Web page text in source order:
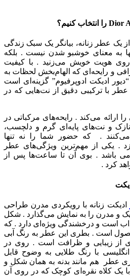
Dior را انتخاب کنیم؟
یک عطر زنانه، بیانگر یک سبک زندگی
به معنای خوشبو شدن نیست . بلکه
هویت خویش می‌زنید . با کیفیت
و رایحه‌ای که الهام‌بخش لحظات به
ادیکت ادوپرفیوم” گزینه‌ای است
عطر با ترکیبی دقیق از نت‌هایی که در
ارائه می‌کند . رایحه‌های مرکباتی در
و نت‌های پایه‌ای گرم و دلچسب،
. که حضور شما را نه تنها
. یکی از مهم‌ترین ویژگی‌های عطر
باشد . بوی آن تا ساعت‌ها پس از
کرد .
ادیکت زنانه با رویکردی مدرن طراحی
و مدرن را به نمایش می‌گذارد . شکل
است و درخشندگی ویژه‌ای دارد . که
است . بطری این عطر به رنگ آبی
از زیبایی و ظرافت است . روی در
با رنگ طلایی به وضوح قابل
عطر هم مانند بدنه به همان شکل و
یک کلاه نقره‌ای کوچک که در روی آن